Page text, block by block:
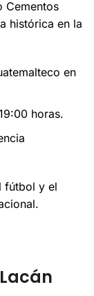
Cementos
histórica en la
en
horas.
fútbol y el